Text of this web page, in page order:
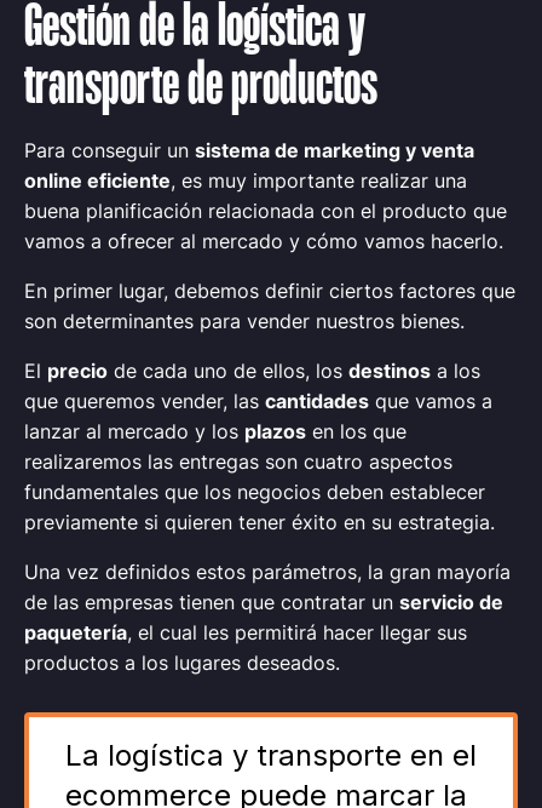
Gestión de la logística y
transporte de productos
Para conseguir un sistema de marketing y venta
online eficiente, es muy importante realizar una
buena planificación relacionada con el producto que
vamos a ofrecer al mercado y cómo vamos hacerlo.
En primer lugar, debemos definir ciertos factores que
son determinantes para vender nuestros bienes.
El precio de cada uno de ellos, los destinos a los
que queremos vender, las cantidades que vamos a
lanzar al mercado y los plazos en los que
realizaremos las entregas son cuatro aspectos
fundamentales que los negocios deben establecer
previamente si quieren tener éxito en su estrategia.
Una vez definidos estos parámetros, la gran mayoría
de las empresas tienen que contratar un servicio de
paquetería, el cual les permitirá hacer llegar sus
productos a los lugares deseados.
La logística y transporte en el
ecommerce puede marcar la